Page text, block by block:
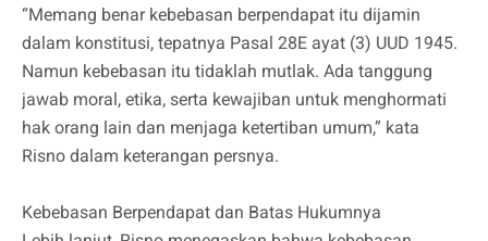
“Memang benar kebebasan berpendapat itu dijamin
dalam konstitusi, tepatnya Pasal 28E ayat (3) UUD 1945.
Namun kebebasan itu tidaklah mutlak. Ada tanggung
jawab moral, etika, serta kewajiban untuk menghormati
hak orang lain dan menjaga ketertiban umum,” kata
Risno dalam keterangan persnya.
Kebebasan Berpendapat dan Batas Hukumnya